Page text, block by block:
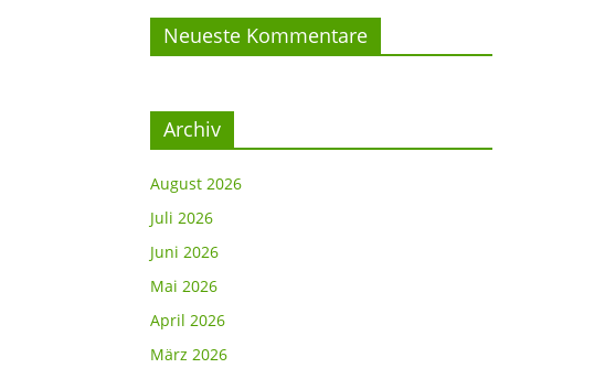
Neueste Kommentare
Archiv
August 2026
Juli 2026
Juni 2026
Mai 2026
April 2026
März 2026